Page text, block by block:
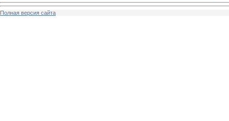
Полная версия сайта